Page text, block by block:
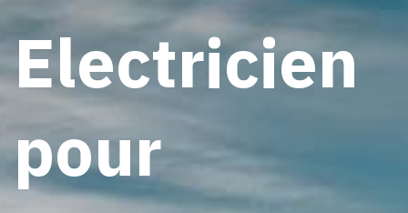
Electricien
pour